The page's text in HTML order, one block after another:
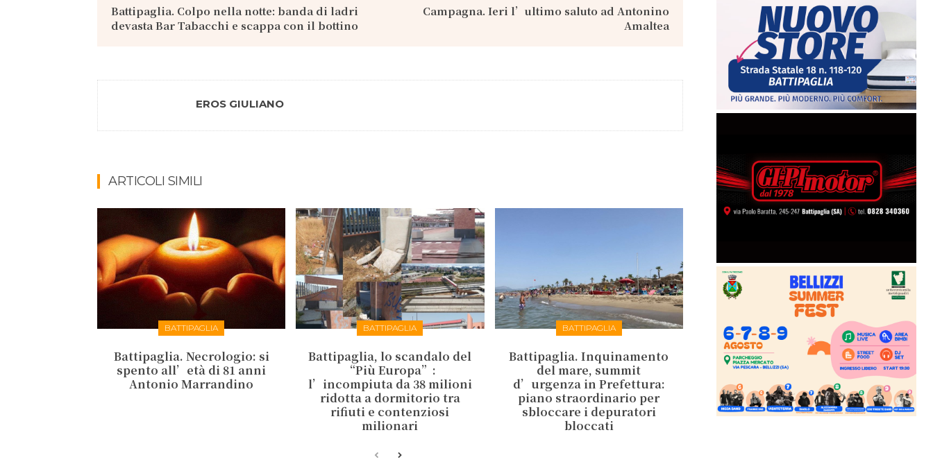
Battipaglia. Colpo nella notte: banda di ladri
devasta Bar Tabacchi e scappa con il bottino
Campagna. Ieri l’ultimo saluto ad Antonino
Amaltea
EROS GIULIANO
ARTICOLI SIMILI
BATTIPAGLIA
Battipaglia. Necrologio: si
spento all’età di 81 anni
Antonio Marrandino
BATTIPAGLIA
Battipaglia, lo scandalo del
“Più Europa”:
l’incompiuta da 38 milioni
ridotta a dormitorio tra
rifiuti e contenziosi
milionari
BATTIPAGLIA
Battipaglia. Inquinamento
del mare, summit
d’urgenza in Prefettura:
piano straordinario per
sbloccare i depuratori
bloccati